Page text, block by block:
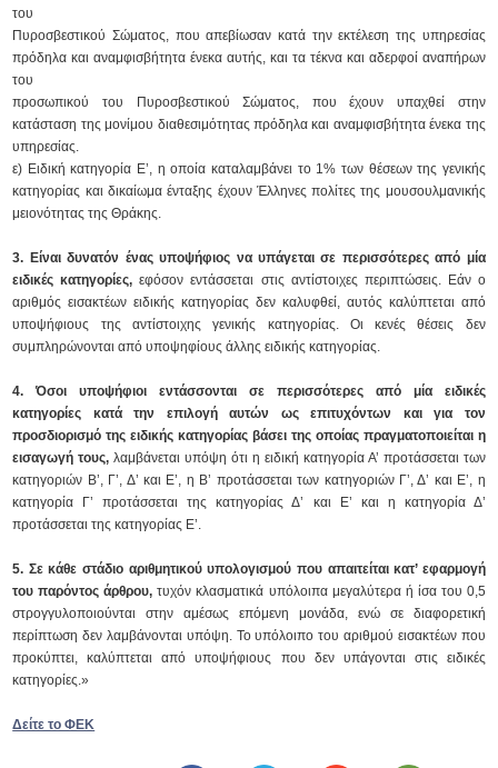
του
Πυροσβεστικού Σώματος, που απεβίωσαν κατά την εκτέλεση της υπηρεσίας
πρόδηλα και αναμφισβήτητα ένεκα αυτής, και τα τέκνα και αδερφοί αναπήρων
του
προσωπικού του Πυροσβεστικού Σώματος, που έχουν υπαχθεί στην
κατάσταση της μονίμου διαθεσιμότητας πρόδηλα και αναμφισβήτητα ένεκα της
υπηρεσίας.
ε) Ειδική κατηγορία Ε’, η οποία καταλαμβάνει το 1% των θέσεων της γενικής
κατηγορίας και δικαίωμα ένταξης έχουν Έλληνες πολίτες της μουσουλμανικής
μειονότητας της Θράκης.
3. Είναι δυνατόν ένας υποψήφιος να υπάγεται σε περισσότερες από μία
ειδικές κατηγορίες,εφόσον εντάσσεται στις αντίστοιχες περιπτώσεις. Εάν ο
αριθμός εισακτέων ειδικής κατηγορίας δεν καλυφθεί, αυτός καλύπτεται από
υποψήφιους της αντίστοιχης γενικής κατηγορίας. Οι κενές θέσεις δεν
συμπληρώνονται από υποψηφίους άλλης ειδικής κατηγορίας.
4. Όσοι υποψήφιοι εντάσσονται σε περισσότερες από μία ειδικές
κατηγορίες κατά την επιλογή αυτών ως επιτυχόντων και για τον
προσδιορισμό της ειδικής κατηγορίας βάσει της οποίας πραγματοποιείται η
εισαγωγή τους,λαμβάνεται υπόψη ότι η ειδική κατηγορία Α’ προτάσσεται των
κατηγοριών Β’, Γ’, Δ’ και Ε’, η Β’ προτάσσεται των κατηγοριών Γ’, Δ’ και Ε’, η
κατηγορία Γ’ προτάσσεται της κατηγορίας Δ’ και Ε’ και η κατηγορία Δ’
προτάσσεται της κατηγορίας Ε’.
5. Σε κάθε στάδιο αριθμητικού υπολογισμού που απαιτείται κατ’ εφαρμογή
του παρόντος άρθρου,τυχόν κλασματικά υπόλοιπα μεγαλύτερα ή ίσα του 0,5
στρογγυλοποιούνται στην αμέσως επόμενη μονάδα, ενώ σε διαφορετική
περίπτωση δεν λαμβάνονται υπόψη. Το υπόλοιπο του αριθμού εισακτέων που
προκύπτει, καλύπτεται από υποψήφιους που δεν υπάγονται στις ειδικές
κατηγορίες.»
Δείτε το ΦΕΚ